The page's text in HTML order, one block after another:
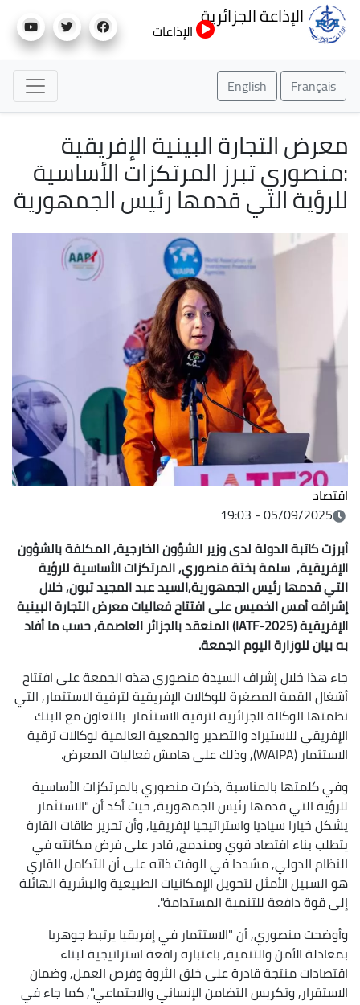
تجاوز
إلى
الرئيسي
الجزائرية
الإذاعات
English
البينية الإفريقية
المرتكزات الأساسية
قدمها رئيس الجمهورية
لدى وزير الشؤون الخارجية, المكلفة بالشؤون
بختة منصوري, المرتكزات الأساسية للرؤية
الجمهورية,السيد عبد المجيد تبون, خلال
على افتتاح فعاليات معرض التجارة البينية
الإفريقية (IATF-2025) المنعقد بالجزائر العاصمة, حسب ما أفاد
اليوم الجمعة.
السيدة منصوري هذه الجمعة على افتتاح
للوكالات الإفريقية لترقية الاستثمار, التي
الجزائرية لترقية الاستثمار بالتعاون مع البنك
والتصدير والجمعية العالمية لوكالات ترقية
,ذكرت منصوري بالمرتكزات الأساسية
رئيس الجمهورية, حيث أكد أن "الاستثمار
واستراتيجيا لإفريقيا, وأن تحرير طاقات القارة
قوي ومندمج, قادر على فرض مكانته في
مشددا في الوقت ذاته على أن التكامل القاري
لتحويل الإمكانيات الطبيعية والبشرية الهائلة
للتنمية المستدامة".
أن "الاستثمار في إفريقيا يرتبط جوهريا
باعتباره رافعة استراتيجية لبناء
قادرة على خلق الثروة وفرص العمل, وضمان
التضامن الإنساني والاجتماعي", كما جاء في